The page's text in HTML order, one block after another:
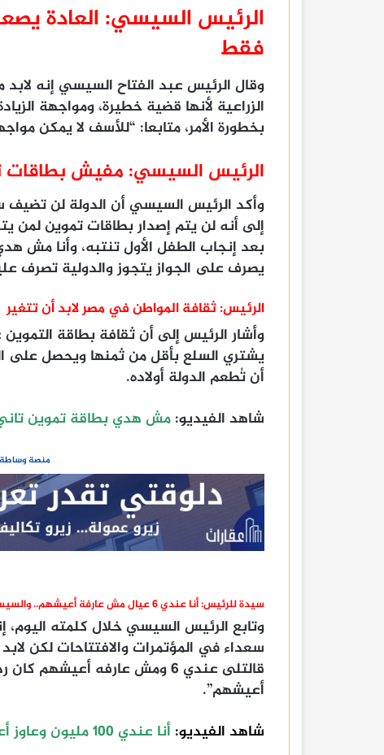
الرئيس السيسي: العادة
فقط
وقال الرئيس عبد الفتاح السيسي إنه
الزراعية لأنها قضية خطيرة، ومواجهة
بخطورة الأمر، متابعا: “للأسف لا يمكن
الرئيس السيسي: مفيش بطاقات
وأكد الرئيس السيسي أن الدولة لن
إلى أنه لن يتم إصدار بطاقات تموين لمن
بعد إنجاب الطفل الأول تنتبه، وأنا مش
يصرف على الجواز يتجوز والدولية تصرف
الرئيس: ثقافة المواطن في مصر لابد أن تتغير
وأشار الرئيس إلى أن ثقافة بطاقة
يشتري السلع بأقل من ثمنها ويحصل على
أن تُطعم الدولة أولاده.
شاهد الفيديو: مش هدي بطاقة تموين
منصة وساطة
سيدة للرئيس: أنا عندي 6 عيال مش عارفة أعيشهم.. والسيسي: وأنا عندي 100 مليون
وتابع الرئيس السيسي خلال كلمته
سعداء في المؤتمرات والافتتاحات لكن
أعيشهم”.
شاهد الفيديو: أنا عندي 100 مليون وعاوز أعيشهم